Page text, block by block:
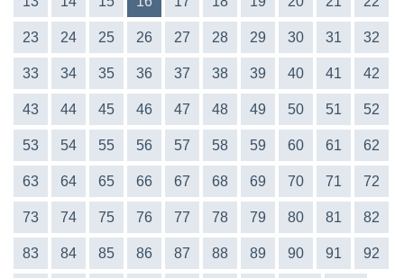
23 24 25 26 27 28 29 30 31 32
33 34 35 36 37 38 39 40 41 42
43 44 45 46 47 48 49 50 51 52
53 54 55 56 57 58 59 60 61 62
63 64 65 66 67 68 69 70 71 72
73 74 75 76 77 78 79 80 81 82
83 84 85 86 87 88 89 90 91 92